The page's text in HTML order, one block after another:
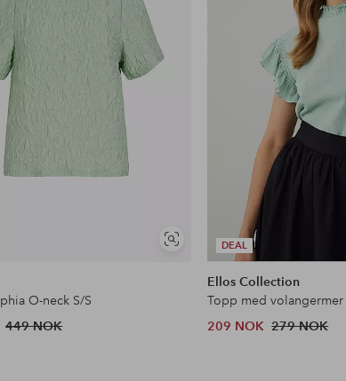
Vis
lignende
O-neck S/S
449 NOK
DEAL
Ellos Collection
Topp med volangermer
209 NOK 279 NOK